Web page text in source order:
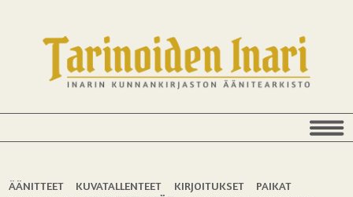
ÄÄNITTEET KUVATALLENTEET KIRJOITUKSET
PAIKAT